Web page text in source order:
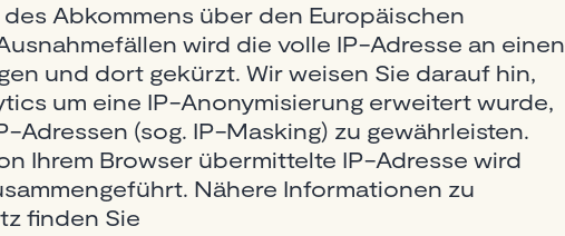
Abkommens über den Europäischen
wird die volle IP-Adresse an einen
und dort gekürzt. Wir weisen Sie darauf hin,
um eine IP-Anonymisierung erweitert wurde,
Adressen (sog. IP-Masking) zu gewährleisten.
Ihrem Browser übermittelte IP-Adresse wird
Nähere Informationen zu
finden Sie